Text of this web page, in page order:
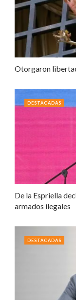
Otorgaron
De la Espriella
armados ilegales
DESTACADAS
DESTACADAS